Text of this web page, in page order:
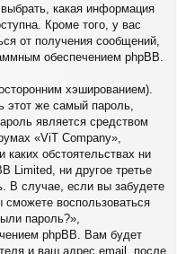
какая информация
Кроме того, у вас
от получения сообщений,
обеспечением phpBB.
хэшированием).
этот же самый пароль,
является средством
«ViT Company»,
каких обстоятельствах ни
Limited, ни другое третье
В случае, если вы забудете
воспользоваться
пароль?»,
phpBB. Вам будет
и ваш адрес email, после